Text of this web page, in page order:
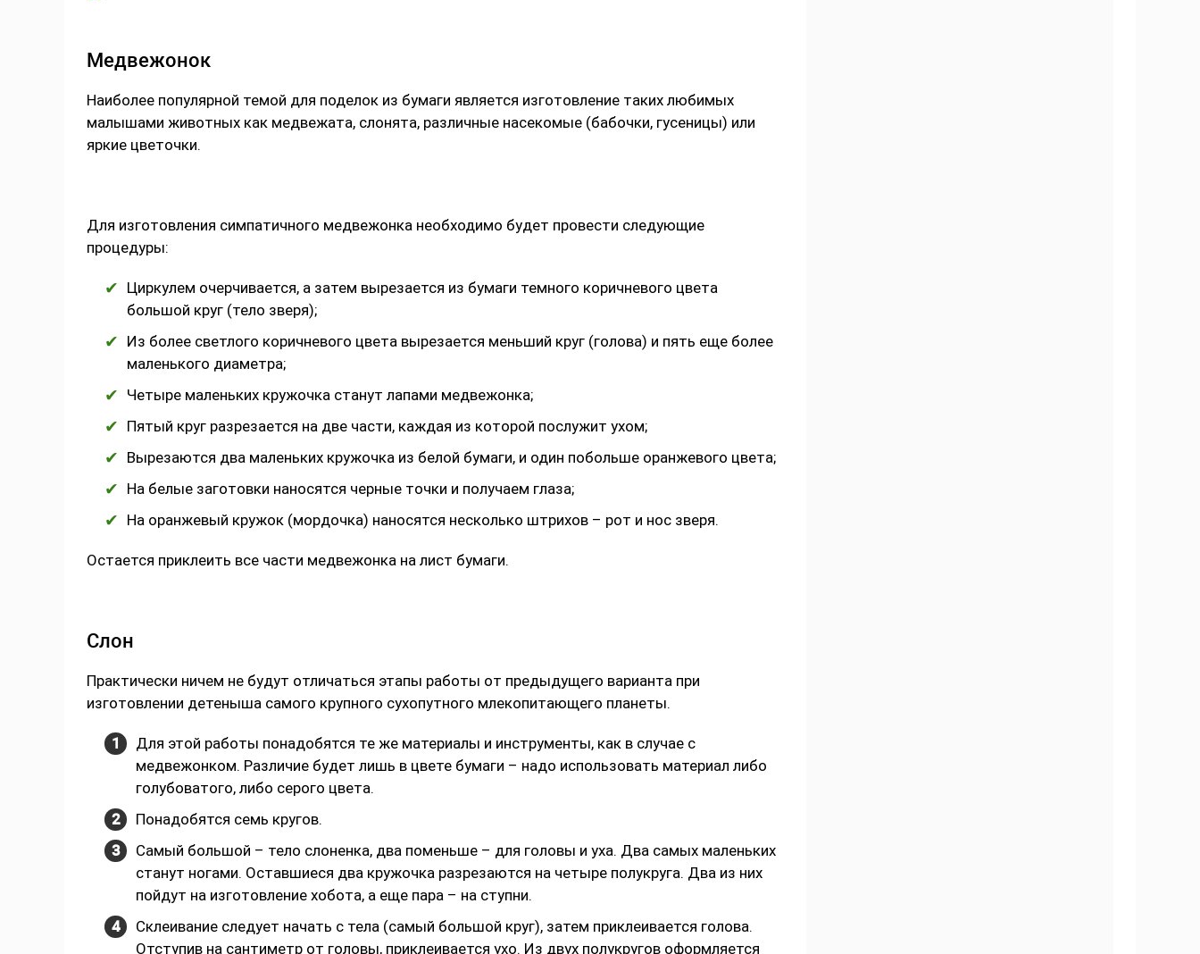
Медвежонок
Наиболее популярной темой для поделок из бумаги является изготовление таких любимых
малышами животных как медвежата, слонята, различные насекомые (бабочки, гусеницы) или
яркие цветочки.
Для изготовления симпатичного медвежонка необходимо будет провести следующие
процедуры:
Циркулем очерчивается, а затем вырезается из бумаги темного коричневого цвета
большой круг (тело зверя);
Из более светлого коричневого цвета вырезается меньший круг (голова) и пять еще более
маленького диаметра;
Четыре маленьких кружочка станут лапами медвежонка;
Пятый круг разрезается на две части, каждая из которой послужит ухом;
Вырезаются два маленьких кружочка из белой бумаги, и один побольше оранжевого цвета;
На белые заготовки наносятся черные точки и получаем глаза;
На оранжевый кружок (мордочка) наносятся несколько штрихов – рот и нос зверя.
Остается приклеить все части медвежонка на лист бумаги.
Слон
Практически ничем не будут отличаться этапы работы от предыдущего варианта при
изготовлении детеныша самого крупного сухопутного млекопитающего планеты.
Для этой работы понадобятся те же материалы и инструменты, как в случае с
медвежонком. Различие будет лишь в цвете бумаги – надо использовать материал либо
голубоватого, либо серого цвета.
Понадобятся семь кругов.
Самый большой – тело слоненка, два поменьше – для головы и уха. Два самых маленьких
станут ногами. Оставшиеся два кружочка разрезаются на четыре полукруга. Два из них
пойдут на изготовление хобота, а еще пара – на ступни.
Склеивание следует начать с тела (самый большой круг), затем приклеивается голова.
Отступив на сантиметр от головы, приклеивается ухо. Из двух полукругов оформляется